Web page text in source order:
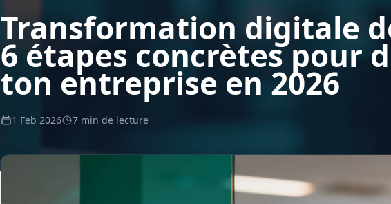
Transformation digitale
6 étapes concrètes pour
ton entreprise en 2026
1 Feb 2026 7 min de lecture